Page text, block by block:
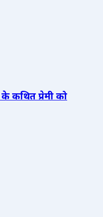
कथित प्रेमी को